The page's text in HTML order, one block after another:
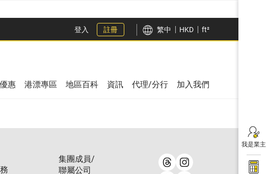
登入 註冊 繁中 HKD ft²
我是業主
優惠 港漂專區 地區百科 資訊 代理/分行 加入我們
集團成員/
聯屬公司